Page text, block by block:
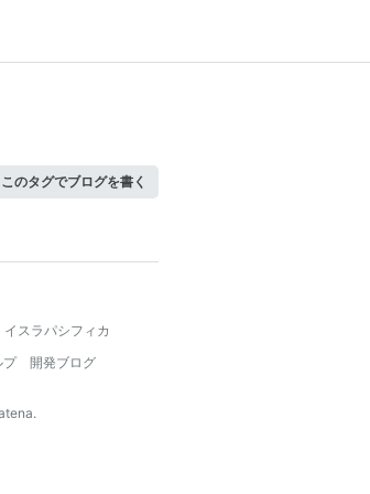
このタグでブログを書く
イスラパシフィカ
プ
開発ブログ